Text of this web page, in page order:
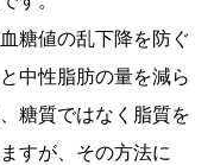
糖値の乱下降を防ぐ
中性脂肪の量を減ら
糖質ではなく脂質を
すが、その方法に